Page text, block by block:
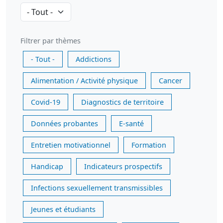
Filtrer par thèmes
- Tout -
Addictions
Alimentation / Activité physique Cancer
Covid-19 Diagnostics de territoire
Données probantes E-santé
Entretien motivationnel Formation
Handicap Indicateurs prospectifs
Infections sexuellement transmissibles
Jeunes et étudiants